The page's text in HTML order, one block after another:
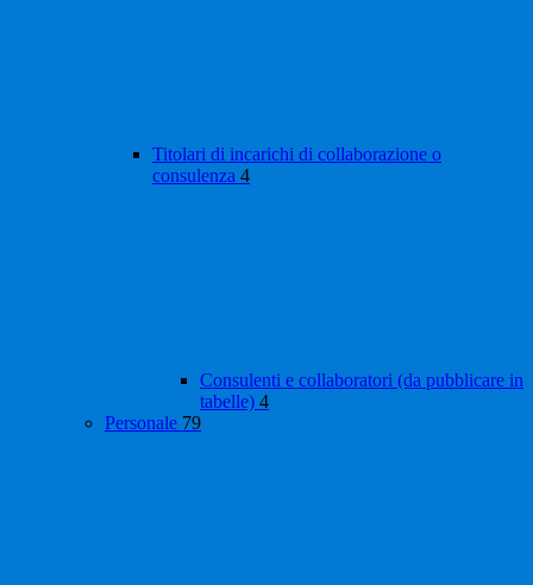
Titolari di incarichi di collaborazione o
consulenza 4
Consulenti e collaboratori (da pubblicare in
tabelle) 4
Personale 79